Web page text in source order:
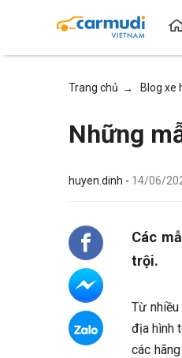
Trang chủ → Blog xe
Những
huyen.dinh - 14/06/
Các
trội.
Từ
địa hình
các